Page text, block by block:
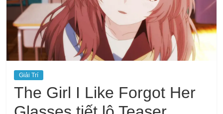
Giải Trí
The Girl I Like Forgot Her